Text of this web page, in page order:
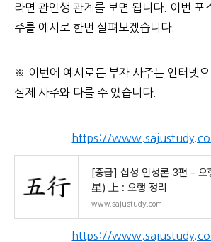
라면 관인생 관계를 보면 됩니다. 이번 포
주를 예시로 한번 살펴보겠습니다.
※ 이번에 예시로든 부자 사주는 인터넷
실제 사주와 다를 수 있습니다.
https://
[중급] 십성 인성론 3편 -
星) 上 : 오행 정리
www.sajustudy.com
https://